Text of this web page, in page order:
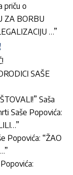
priču o
ZA BORBU
…”
SAŠE
Saša
Saše Popovića:
Popovića: “ŽAO